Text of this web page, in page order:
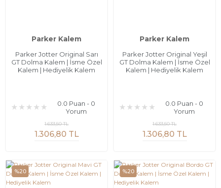
Parker Kalem
Parker Jotter Original Sarı
GT Dolma Kalem | İsme Özel
Kalem | Hediyelik Kalem
0.0 Puan - 0
Yorum
1.306,80 TL
1.633,50 TL
Parker Kalem
Parker Jotter Original Yeşil
GT Dolma Kalem | İsme Özel
Kalem | Hediyelik Kalem
0.0 Puan - 0
Yorum
1.306,80 TL
1.633,50 TL
%20 %20